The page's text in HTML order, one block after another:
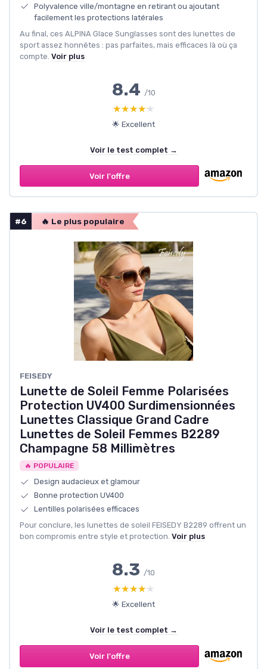
Polyvalence ville/montagne en retirant ou ajoutant
facilement les protections latérales
Au final, ces ALPINA Glace Sunglasses sont des lunettes de
sport assez honnêtes : pas parfaites, mais efficaces là où ça
compte. Voir plus
8.4 /10
★★★★★
★★★★★
🌟 Excellent
Voir le test complet →
Voir l'offre
#6 🔥 Le plus populaire
FEISEDY
Lunette de Soleil Femme Polarisées
Protection UV400 Surdimensionnées
Lunettes Classique Grand Cadre
Lunettes de Soleil Femmes B2289
Champagne 58 Millimètres
🔥 POPULAIRE
Design audacieux et glamour
Bonne protection UV400
Lentilles polarisées efficaces
Pour conclure, les lunettes de soleil FEISEDY B2289 offrent un
bon compromis entre style et protection. Voir plus
8.3 /10
★★★★★
★★★★★
🌟 Excellent
Voir le test complet →
Voir l'offre